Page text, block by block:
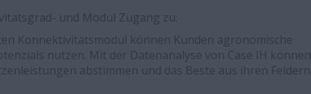
und Modul Zugang zu:
Konnektivitätsmodul können Kunden agronomische
nutzen. Mit der Datenanalyse von Case IH können
abstimmen und das Beste aus ihren Feldern